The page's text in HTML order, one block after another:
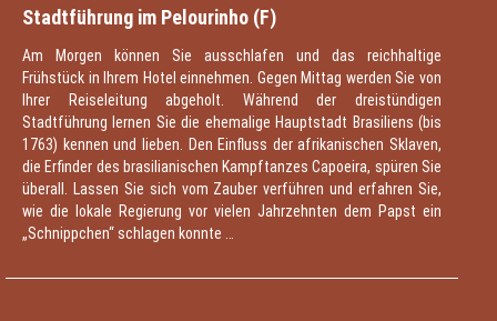
Stadtführung im Pelourinho (F)
Am Morgen können Sie ausschlafen und das reichhaltige
Frühstück in Ihrem Hotel einnehmen. Gegen Mittag werden Sie von
Ihrer Reiseleitung abgeholt. Während der dreistündigen
Stadtführung lernen Sie die ehemalige Hauptstadt Brasiliens (bis
1763) kennen und lieben. Den Einfluss der afrikanischen Sklaven,
die Erfinder des brasilianischen Kampftanzes Capoeira, spüren Sie
überall. Lassen Sie sich vom Zauber verführen und erfahren Sie,
wie die lokale Regierung vor vielen Jahrzehnten dem Papst ein
„Schnippchen“ schlagen konnte …